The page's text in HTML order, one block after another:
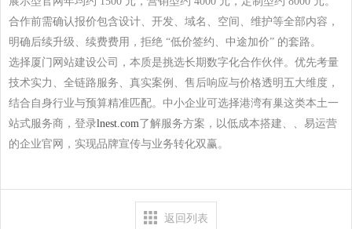
合作前需确认报价包含设计、开发、域名、空间、维护等全部内容，
明确后续升级、续费费用，拒绝 “低价签约、中途加价” 的套路。
选择厦门网站建设公司，本质是挑选长期数字化合作伙伴。优先考量
技术实力、全链路服务、真实案例、售后响应与价格透明五大维度，
结合自身行业与预算精准匹配。中小企业可选择港湾有巢这类本土一
站式服务商，登录lnest.com了解服务方案，以低成本搭建、、易运营
的企业官网，实现品牌宣传与业务转化双赢。
返回列表